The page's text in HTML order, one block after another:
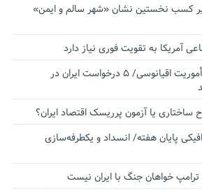
کسب نخستین نشان «شهر سالم و ایمن»
به تقویت فوری نیاز دارد
اقتدار ناوگروه ۱۰۳ در مأموریت‌ اقیانوسی/ ۵ درخواست ایران در
ساختاری یا آزمون پرریسک اقتصاد ایران؟
پایان هفته/ انسداد و یکطرفه‌سازی
خواهان جنگ با ایران نیست